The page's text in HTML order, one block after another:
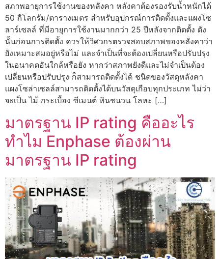
สภาพอายุการใช้งานของหลังคา หลังคาต้องรองรับน้ำหนักได้
50 กิโลกรัม/ตารางเมตร สำหรับอุปกรณ์การติดตั้งและแผงโซ
ลาร์เซลล์ ที่มีอายุการใช้งานมากกว่า 25 ปีหลังจากติดตั้ง ดัง
นั้นก่อนการติดตั้ง ควรให้วิศวกรตรวจสอบสภาพของหลังคาว่า
ยังเหมาะสมอยู่หรือไม่ และจำเป็นที่จะต้องเปลี่ยนหรือปรับปรุง
ในอนาคตอันใกล้หรือยัง หากว่าสภาพยังดีและไม่จำเป็นต้อง
เปลี่ยนหรือปรับปรุง ก็สามารถติดตั้งได้ ชนิดของวัสดุหลังคา
แผงโซล่าเซลล์สามารถติดตั้งได้บนวัสดุเกือบทุกประเภท ไม่ว่า
จะเป็น ไม้ กระเบื้อง ซีเมนต์ หินชนวน โลหะ […]
มาตรฐาน IP rating คืออะไร
ทำไม Enphase ต้องผ่าน
มาตรฐาน IP rating